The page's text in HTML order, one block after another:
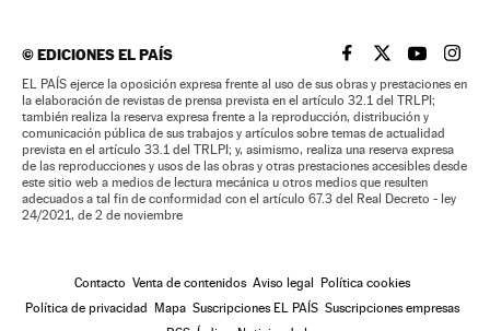
©EDICIONES EL PAÍS EL PAÍS BRASIL EN
EL PAÍSEL PAÍS
EL
EL PAÍS ejerce la oposición expresa frente al uso de sus obras y prestaciones en
la elaboración de revistas de prensa prevista en el artículo 32.1 del TRLPI;
también realiza la reserva expresa frente a la reproducción, distribución y
comunicación pública de sus trabajos y artículos sobre temas de actualidad
prevista en el artículo 33.1 del TRLPI; y, asimismo, realiza una reserva expresa
de las reproducciones y usos de las obras y otras prestaciones accesibles desde
este sitio web a medios de lectura mecánica u otros medios que resulten
adecuados a tal fin de conformidad con el artículo 67.3 del Real Decreto - ley
24/2021, de 2 de noviembre
Contacto Venta de contenidos Aviso legal Política cookies
Política de privacidad Mapa Suscripciones EL PAÍS Suscripciones empresas